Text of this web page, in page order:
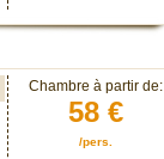
Chambre à partir de:
58 €
/pers.